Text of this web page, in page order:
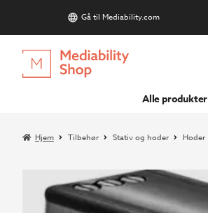
Gå til Mediability.com
Hopp
til
Hopp
til
Alle produkter
Hjem Tilbehør Stativ og hoder Hoder